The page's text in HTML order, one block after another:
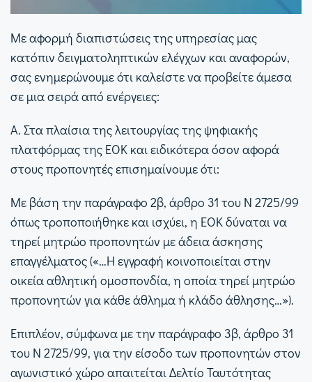
Με αφορμή διαπιστώσεις της υπηρεσίας μας
κατόπιν δειγματοληπτικών ελέγχων και αναφορών,
σας ενημερώνουμε ότι καλείστε να προβείτε άμεσα
σε μια σειρά από ενέργειες:
Α. Στα πλαίσια της λειτουργίας της ψηφιακής
πλατφόρμας της ΕΟΚ και ειδικότερα όσον αφορά
στους προπονητές επισημαίνουμε ότι:
Με βάση την παράγραφο 2β, άρθρο 31 του Ν 2725/99
όπως τροποποιήθηκε και ισχύει, η ΕΟΚ δύναται να
τηρεί μητρώο προπονητών με άδεια άσκησης
επαγγέλματος («…Η εγγραφή κοινοποιείται στην
οικεία αθλητική ομοσπονδία, η οποία τηρεί μητρώο
προπονητών για κάθε άθλημα ή κλάδο άθλησης…»).
Επιπλέον, σύμφωνα με την παράγραφο 3β, άρθρο 31
του Ν 2725/99, για την είσοδο των προπονητών στον
αγωνιστικό χώρο απαιτείται Δελτίο Ταυτότητας